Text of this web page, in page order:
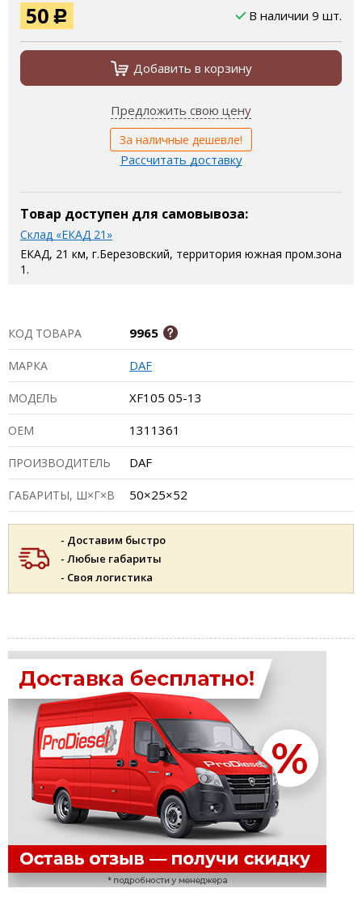
50 Р В наличии 9 шт.
Добавить в корзину
Предложить свою цену
За наличные дешевле!
Рассчитать доставку
Товар доступен для самовывоза:
Склад «ЕКАД 21»
ЕКАД, 21 км, г.Березовский, территория южная пром.зона
1.
КОД ТОВАРА 9965
МАРКА DAF
МОДЕЛЬ XF105 05-13
ОЕМ 1311361
ПРОИЗВОДИТЕЛЬ DAF
ГАБАРИТЫ, Ш×Г×В 50×25×52
- Доставим быстро
- Любые габариты
- Своя логистика